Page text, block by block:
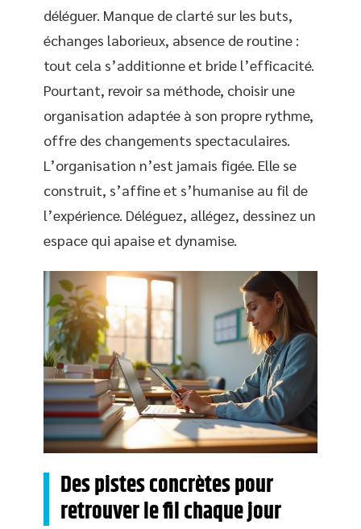
déléguer. Manque de clarté sur les buts,
échanges laborieux, absence de routine :
tout cela s’additionne et bride l’efficacité.
Pourtant, revoir sa méthode, choisir une
organisation adaptée à son propre rythme,
offre des changements spectaculaires.
L’organisation n’est jamais figée. Elle se
construit, s’affine et s’humanise au fil de
l’expérience. Déléguez, allégez, dessinez un
espace qui apaise et dynamise.
Des pistes concrètes pour
retrouver le fil chaque jour